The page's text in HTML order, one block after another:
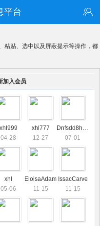
平台
粘贴、选中以及屏蔽提示等操作，都
加入会员
xhl999
04-28
xhl777
12-27
Dnfsdd8hFn3
07-01
xhl
05-06
EloisaAdam
11-15
IssacCarve
11-15